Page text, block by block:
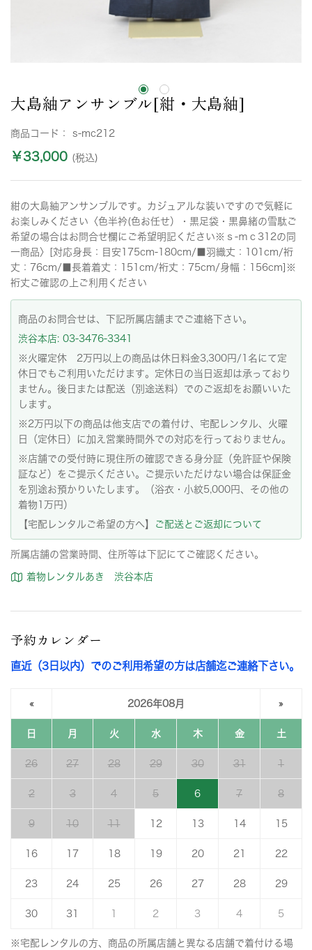
大島紬アンサンブル[紺・大島紬]
商品コード： s-mc212
￥33,000 (税込)
紺の大島紬アンサンブルです。カジュアルな装いですので気軽に
お楽しみください〈色半衿(色お任せ）・黒足袋・黒鼻緒の雪駄ご
希望の場合はお問合せ欄にご希望明記ください※ｓ-ｍｃ312の同
一商品〉[対応身長：目安175cm-180cm/■羽織丈：101cm/裄
丈：76cm/■長着着丈：151cm/裄丈：75cm/身幅：156cm]※
裄丈ご確認の上ご利用ください
商品のお問合せは、下記所属店舗までご連絡下さい。
渋谷本店: 03-3476-3341
※火曜定休 2万円以上の商品は休日料金3,300円/1名にて定
休日でもご利用いただけます。定休日の当日返却は承っており
ません。後日または配送（別途送料）でのご返却をお願いいた
します。
※2万円以下の商品は他支店での着付け、宅配レンタル、火曜
日（定休日）に加え営業時間外での対応を行っておりません。
※店舗での受付時に現住所の確認できる身分証（免許証や保険
証など）をご提示ください。ご提示いただけない場合は保証金
を別途お預かりいたします。（浴衣・小紋5,000円、その他の
着物1万円）
【宅配レンタルご希望の方へ】
ご配送とご返却について
所属店舗の営業時間、住所等は下記にてご確認ください。
着物レンタルあき 渋谷本店
予約カレンダー
直近（3日以内）でのご利用希望の方は店舗迄ご連絡下さい。
« 2026年08月 »
日 月 火 水 木 金 土
26 27 28 29 30 31 1
2 3 4 5 6 7 8
9 10 11 12 13 14 15
16 17 18 19 20 21 22
23 24 25 26 27 28 29
30 31 2 3 4 5
※宅配レンタルの方、商品の所属店舗と異なる店舗で着付ける場